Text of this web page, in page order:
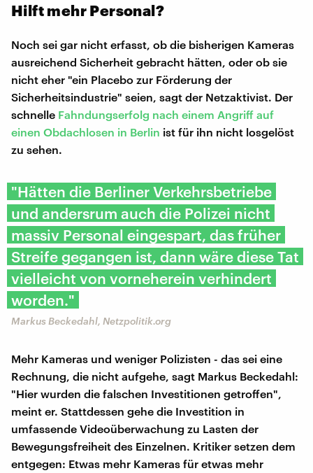
Hilft mehr Personal?
Noch sei gar nicht erfasst, ob die bisherigen Kameras
ausreichend Sicherheit gebracht hätten, oder ob sie
nicht eher "ein Placebo zur Förderung der
Sicherheitsindustrie" seien, sagt der Netzaktivist. Der
schnelle Fahndungserfolg nach einem Angriff auf
einen Obdachlosen in Berlin ist für ihn nicht losgelöst
zu sehen.
"Hätten die Berliner Verkehrsbetriebe
und andersrum auch die Polizei nicht
massiv Personal eingespart, das früher
Streife gegangen ist, dann wäre diese Tat
vielleicht von vorneherein verhindert
worden."
Markus Beckedahl, Netzpolitik.org
Mehr Kameras und weniger Polizisten - das sei eine
Rechnung, die nicht aufgehe, sagt Markus Beckedahl:
"Hier wurden die falschen Investitionen getroffen",
meint er. Stattdessen gehe die Investition in
umfassende Videoüberwachung zu Lasten der
Bewegungsfreiheit des Einzelnen. Kritiker setzen dem
entgegen: Etwas mehr Kameras für etwas mehr